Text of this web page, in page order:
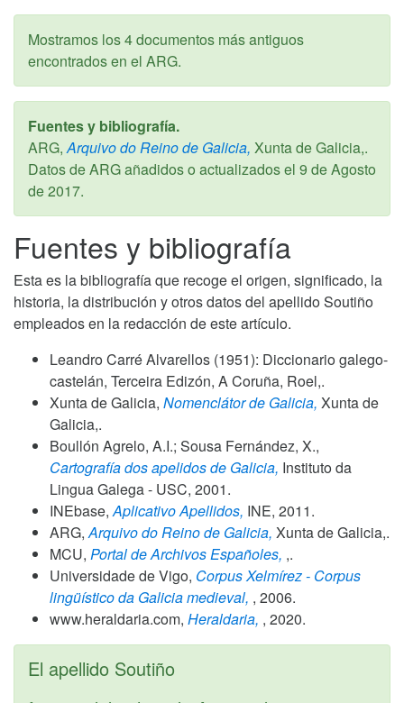
Mostramos los 4 documentos más antiguos
encontrados en el ARG.
Fuentes y bibliografía.
ARG, Arquivo do Reino de Galicia, Xunta de Galicia,.
Datos de ARG añadidos o actualizados el 9 de Agosto
de 2017.
Fuentes y bibliografía
Esta es la bibliografía que recoge el origen, significado, la
historia, la distribución y otros datos del apellido Soutiño
empleados en la redacción de este artículo.
Leandro Carré Alvarellos (1951): Diccionario galego-
castelán, Terceira Edizón, A Coruña, Roel,.
Xunta de Galicia, Nomenclátor de Galicia, Xunta de
Galicia,.
Boullón Agrelo, A.I.; Sousa Fernández, X.,
Cartografía dos apelidos de Galicia, Instituto da
Lingua Galega - USC, 2001.
INEbase, Aplicativo Apellidos, INE, 2011.
ARG, Arquivo do Reino de Galicia, Xunta de Galicia,.
MCU, Portal de Archivos Españoles, ,.
Universidade de Vigo, Corpus Xelmírez - Corpus
lingüístico da Galicia medieval, , 2006.
www.heraldaria.com, Heraldaria, , 2020.
El apellido Soutiño